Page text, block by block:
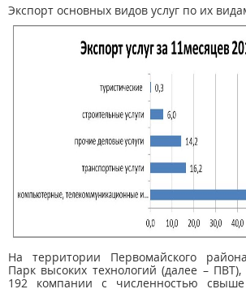
Экспорт основных видов услуг по их
На территории Первомайского
Парк высоких технологий (далее – ПВТ),
192 компании с численностью